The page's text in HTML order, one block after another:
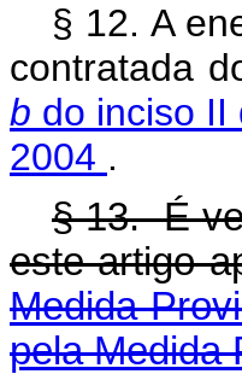
§ 12. A
contratada
b do inciso II
2004 .
§ 13. É
este artigo
Medida
pela Medida